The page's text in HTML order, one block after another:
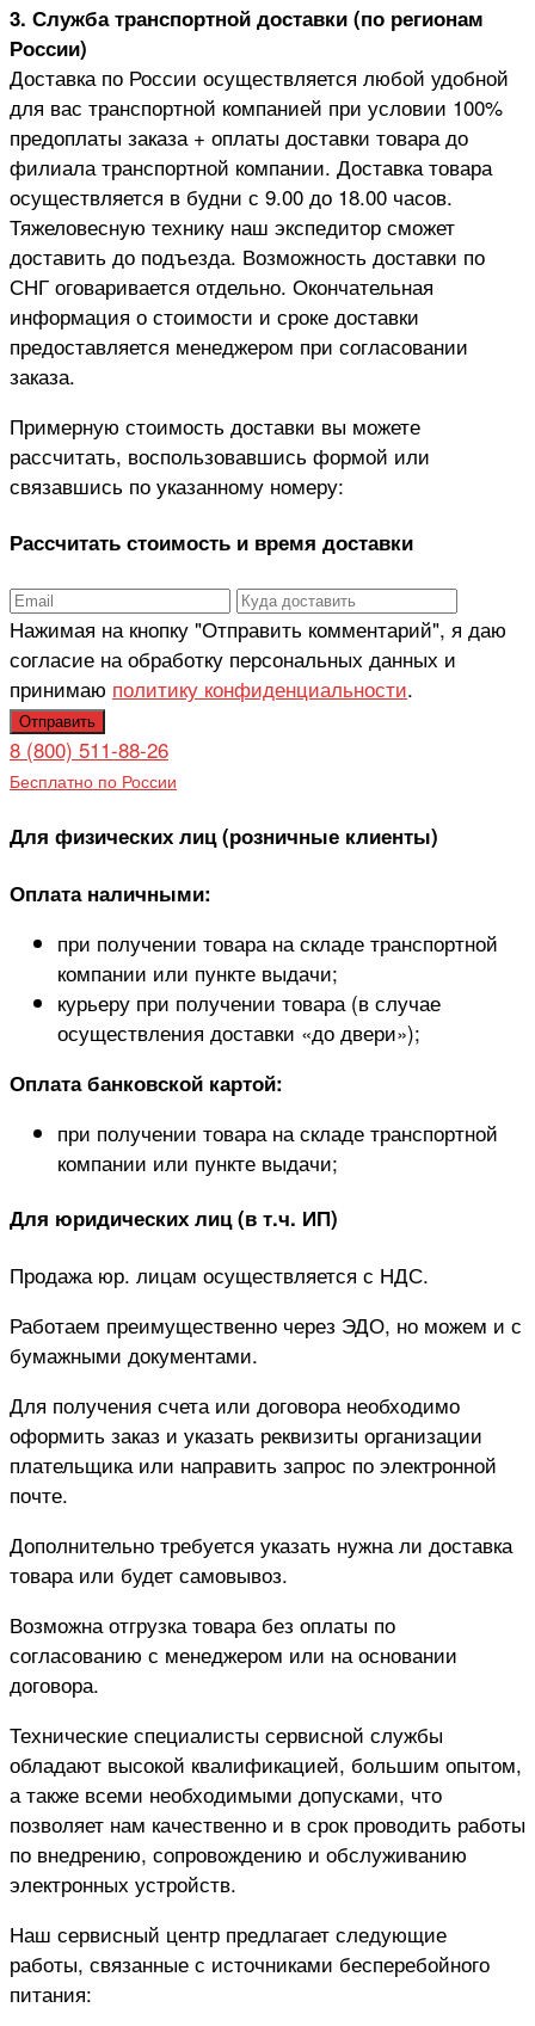
3. Служба транспортной доставки (по регионам
России)
Доставка по России осуществляется любой удобной
для вас транспортной компанией при условии 100%
предоплаты заказа + оплаты доставки товара до
филиала транспортной компании. Доставка товара
осуществляется в будни с 9.00 до 18.00 часов.
Тяжеловесную технику наш экспедитор сможет
доставить до подъезда. Возможность доставки по
СНГ оговаривается отдельно. Окончательная
информация о стоимости и сроке доставки
предоставляется менеджером при согласовании
заказа.
Примерную стоимость доставки вы можете
рассчитать, воспользовавшись формой или
связавшись по указанному номеру:
Рассчитать стоимость и время доставки
Нажимая на кнопку "Отправить комментарий", я даю
согласие на обработку персональных данных и
принимаю политику конфиденциальности.
8 (800) 511-88-26
Бесплатно по России
Для физических лиц (розничные клиенты)
Оплата наличными:
при получении товара на складе транспортной
компании или пункте выдачи;
курьеру при получении товара (в случае
осуществления доставки «до двери»);
Оплата банковской картой:
при получении товара на складе транспортной
компании или пункте выдачи;
Для юридических лиц (в т.ч. ИП)
Продажа юр. лицам осуществляется с НДС.
Работаем преимущественно через ЭДО, но можем и с
бумажными документами.
Для получения счета или договора необходимо
оформить заказ и указать реквизиты организации
плательщика или направить запрос по электронной
почте.
Дополнительно требуется указать нужна ли доставка
товара или будет самовывоз.
Возможна отгрузка товара без оплаты по
согласованию с менеджером или на основании
договора.
Технические специалисты сервисной службы
обладают высокой квалификацией, большим опытом,
а также всеми необходимыми допусками, что
позволяет нам качественно и в срок проводить работы
по внедрению, сопровождению и обслуживанию
электронных устройств.
Наш сервисный центр предлагает следующие
работы, связанные с источниками бесперебойного
питания: